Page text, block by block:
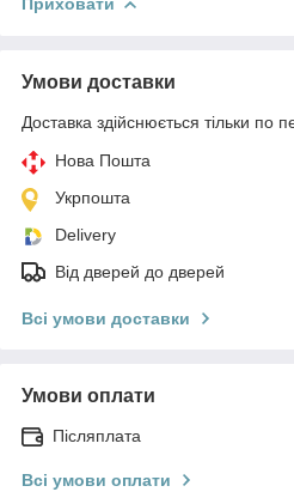
Умови доставки
Доставка здійснюється тільки по
Нова Пошта
Укрпошта
Delivery
Від дверей до дверей
Всі умови доставки
Умови оплати
Післяплата
Всі умови оплати